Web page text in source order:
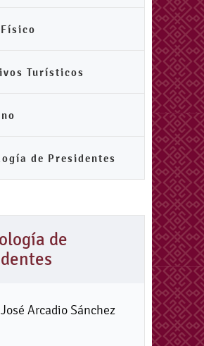
Turísticos
de Presidentes
de
Arcadio Sánchez